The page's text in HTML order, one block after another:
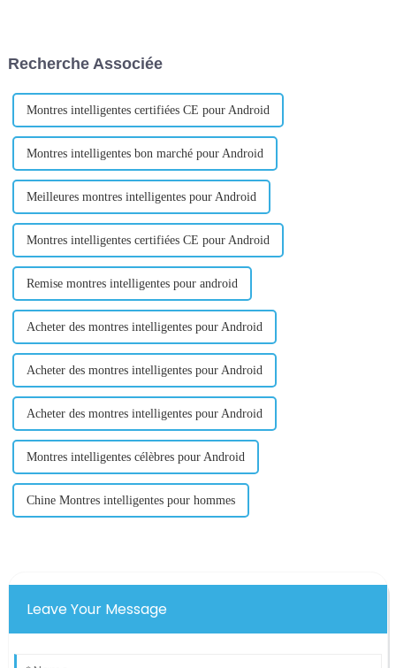
international l'achat des
Recherche Associée
Montres intelligentes certifiées CE pour Android
Montres intelligentes bon marché pour Android
Meilleures montres intelligentes pour Android
Montres intelligentes certifiées CE pour Android
Remise montres intelligentes pour android
Acheter des montres intelligentes pour Android
Acheter des montres intelligentes pour Android
Acheter des montres intelligentes pour Android
Montres intelligentes célèbres pour Android
Chine Montres intelligentes pour hommes
Leave Your Message